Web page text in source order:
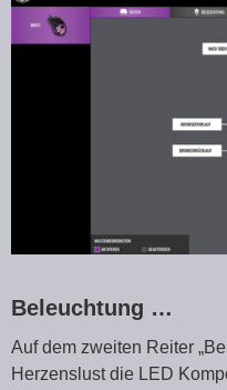
Beleuchtung …
Auf dem zweiten Reiter
Herzenslust die LED